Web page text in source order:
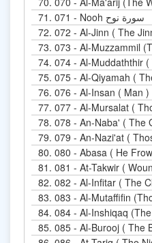
71.
071 - Nooh سورة نوح
72.
73.
74.
75.
76.
77.
78.
79.
80.
81.
82.
83.
84.
85.